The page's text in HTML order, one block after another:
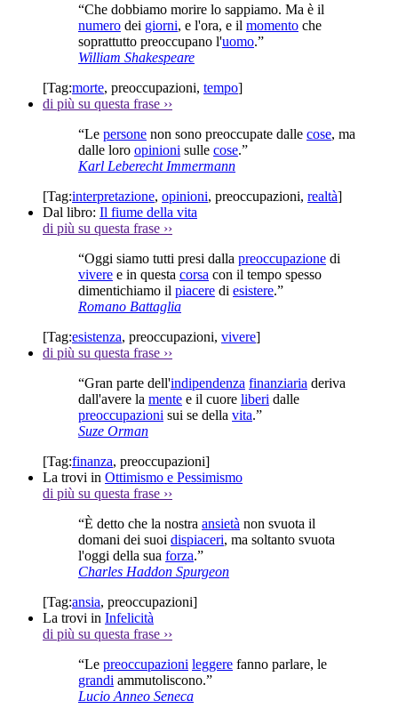
“Che dobbiamo morire lo sappiamo. Ma è il
numero dei giorni, e l'ora, e il momento che
soprattutto preoccupano l'uomo.”
William Shakespeare
[Tag:morte, preoccupazioni, tempo]
di più su questa frase ››
“Le persone non sono preoccupate dalle cose, ma
dalle loro opinioni sulle cose.”
Karl Leberecht Immermann
[Tag:interpretazione, opinioni, preoccupazioni, realtà]
Dal libro: Il fiume della vita
di più su questa frase ››
“Oggi siamo tutti presi dalla preoccupazione di
vivere e in questa corsa con il tempo spesso
dimentichiamo il piacere di esistere.”
Romano Battaglia
[Tag:esistenza, preoccupazioni, vivere]
di più su questa frase ››
“Gran parte dell'indipendenza finanziaria deriva
dall'avere la mente e il cuore liberi dalle
preoccupazioni sui se della vita.”
Suze Orman
[Tag:finanza, preoccupazioni]
La trovi in Ottimismo e Pessimismo
di più su questa frase ››
“È detto che la nostra ansietà non svuota il
domani dei suoi dispiaceri, ma soltanto svuota
l'oggi della sua forza.”
Charles Haddon Spurgeon
[Tag:ansia, preoccupazioni]
La trovi in Infelicità
di più su questa frase ››
“Le preoccupazioni leggere fanno parlare, le
grandi ammutoliscono.”
Lucio Anneo Seneca